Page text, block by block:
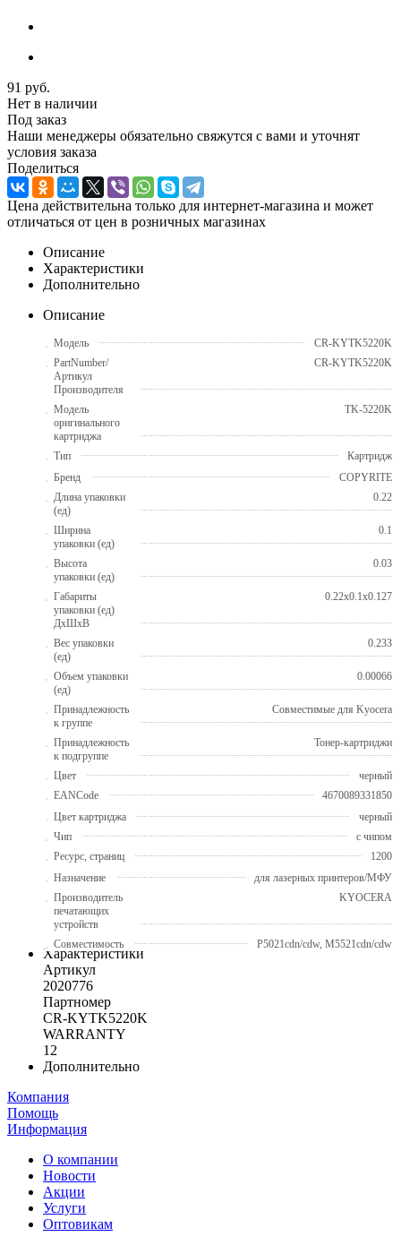
91 руб.
Нет в наличии
Под заказ
Наши менеджеры обязательно свяжутся с вами и уточнят
условия заказа
Поделиться
Цена действительна только для интернет-магазина и может
отличаться от цен в розничных магазинах
Описание
Характеристики
Дополнительно
Описание
Модель
CR-KYTK5220K
PartNumber/
Артикул
Производителя
CR-KYTK5220K
Модель
оригинального
картриджа
TK-5220K
Тип
Картридж
Бренд
COPYRITE
Длина упаковки
(ед)
0.22
Ширина
упаковки (ед)
0.1
Высота
упаковки (ед)
0.03
Габариты
упаковки (ед)
ДхШхВ
0.22x0.1x0.127
Вес упаковки
(ед)
0.233
Объем упаковки
(ед)
0.00066
Принадлежность
к группе
Совместимые для Kyocera
Принадлежность
к подгруппе
Тонер-картриджи
Цвет
черный
EANCode
4670089331850
Цвет картриджа
черный
Чип
с чипом
Ресурс, страниц
1200
Назначение
для лазерных принтеров/МФУ
Производитель
печатающих
устройств
KYOCERA
Совместимость P5021cdn/cdw, M5521cdn/cdw
Характеристики
Артикул
2020776
Партномер
CR-KYTK5220K
WARRANTY
12
Дополнительно
Компания
Помощь
Информация
О компании
Новости
Акции
Услуги
Оптовикам